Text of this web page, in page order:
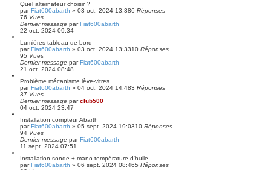
Quel alternateur choisir ?
parFiat600abarth » 03 oct. 2024 13:386 Réponses
76 Vues
Dernier message parFiat600abarth
22 oct. 2024 09:34
Lumières tableau de bord
parFiat600abarth » 03 oct. 2024 13:3310 Réponses
95 Vues
Dernier message parFiat600abarth
21 oct. 2024 08:48
Problème mécanisme lève-vitres
parFiat600abarth » 04 oct. 2024 14:483 Réponses
37 Vues
Dernier message parclub500
04 oct. 2024 23:47
Installation compteur Abarth
parFiat600abarth » 05 sept. 2024 19:0310 Réponses
94 Vues
Dernier message parFiat600abarth
11 sept. 2024 07:51
Installation sonde + mano température d'huile
parFiat600abarth » 06 sept. 2024 08:465 Réponses